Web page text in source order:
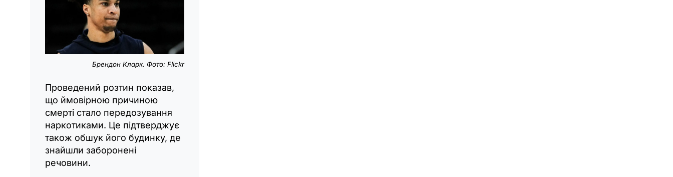
Брендон Кларк. Фото: Flickr
Проведений розтин показав,
що ймовірною причиною
смерті стало передозування
наркотиками. Це підтверджує
також обшук його будинку, де
знайшли заборонені
речовини.